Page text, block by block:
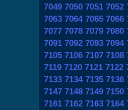
7049 7050 7051 7052
7063 7064 7065 7066
7077 7078 7079 7080
7091 7092 7093 7094
7105 7106 7107 7108
7119 7120 7121 7122
7133 7134 7135 7136
7147 7148 7149 7150
7161 7162 7163 7164